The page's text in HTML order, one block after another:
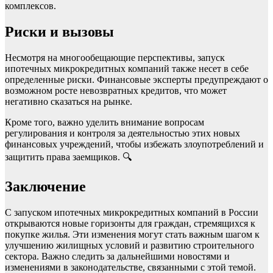
комплексов.
Риски и вызовы
Несмотря на многообещающие перспективы, запуск
ипотечных микрокредитных компаний также несет в себе
определенные риски. Финансовые эксперты предупреждают о
возможном росте невозвратных кредитов, что может
негативно сказаться на рынке.
Кроме того, важно уделить внимание вопросам
регулирования и контроля за деятельностью этих новых
финансовых учреждений, чтобы избежать злоупотреблений и
защитить права заемщиков. 🔍
Заключение
С запуском ипотечных микрокредитных компаний в России
открываются новые горизонты для граждан, стремящихся к
покупке жилья. Эти изменения могут стать важным шагом к
улучшению жилищных условий и развитию строительного
сектора. Важно следить за дальнейшими новостями и
изменениями в законодательстве, связанными с этой темой.